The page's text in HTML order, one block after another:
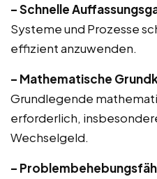
– Schnelle
Systeme und Prozesse
effizient anzuwenden.
– Mathematische
Grundlegende
erforderlich,
Wechselgeld.
–